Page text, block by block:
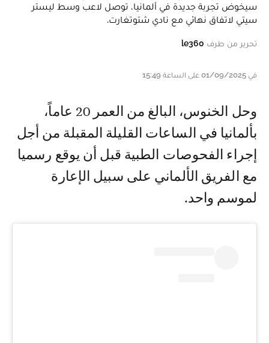
سيخوض تجربة جديدة في ألمانيا، توصل لاعب وسط ليستر
سيتي لاتفاق نهائي مع نادي شتوتغارت.
تحرير من طرف le360
في 01/09/2025 على الساعة 15:49
وحل الخنوس، البالغ من العمر 20 عاماً،
بألمانيا في الساعات القليلة المقبلة من أجل
إجراء الفحوصات الطبية قبل أن يوقع رسميا
مع الفريق الألماني على سبيل الإعارة
لموسم واحد.